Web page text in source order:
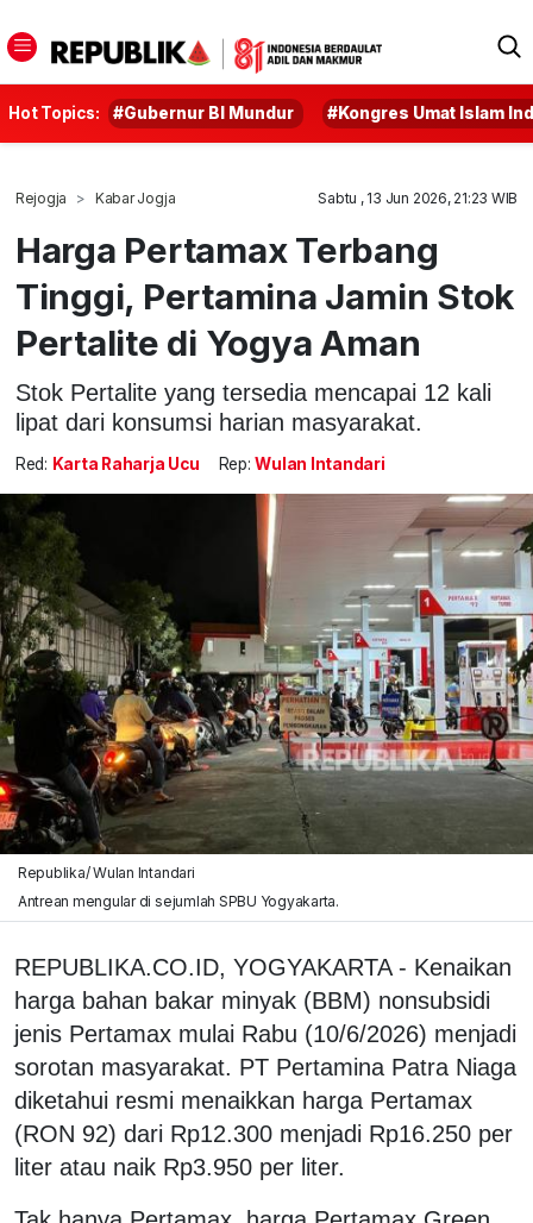
Hot Topics: #Gubernur BI Mundur #Kongres Umat Islam
Rejogja Kabar Jogja Sabtu , 13 Jun 2026, 21:23 WIB
Harga Pertamax Terbang
Tinggi, Pertamina Jamin Stok
Pertalite di Yogya Aman
Stok Pertalite yang tersedia mencapai 12 kali
lipat dari konsumsi harian masyarakat.
Red: Karta Raharja Ucu Rep: Wulan Intandari
Republika/ Wulan Intandari
Antrean mengular di sejumlah SPBU Yogyakarta.
REPUBLIKA.CO.ID, YOGYAKARTA - Kenaikan
harga bahan bakar minyak (BBM) nonsubsidi
jenis Pertamax mulai Rabu (10/6/2026) menjadi
sorotan masyarakat. PT Pertamina Patra Niaga
diketahui resmi menaikkan harga Pertamax
(RON 92) dari Rp12.300 menjadi Rp16.250 per
liter atau naik Rp3.950 per liter.